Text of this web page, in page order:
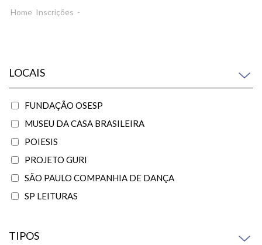
Home Inscrições -
LOCAIS
FUNDAÇÃO OSESP
MUSEU DA CASA BRASILEIRA
POIESIS
PROJETO GURI
SÃO PAULO COMPANHIA DE DANÇA
SP LEITURAS
TIPOS